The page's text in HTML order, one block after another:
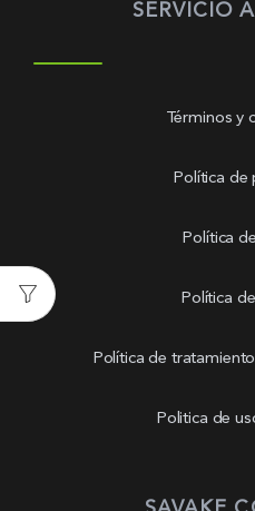
SERVICIO
Términos y
Política de
Política
Política
Política de
Politica de